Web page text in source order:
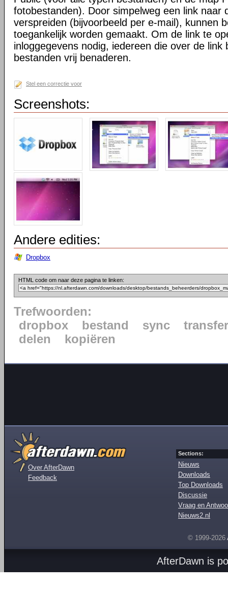
fotobestanden). Door simpelweg een link naar
verspreiden (bijvoorbeeld per e-mail), kunnen
toegankelijk worden gemaakt. Om de link te
inloggegevens nodig, iedereen die over de link
bestanden vrij benaderen.
Stel een correctie voor
Screenshots:
Andere edities:
Dropbox
HTML code om naar deze pagina te linken:
Trefwoorden:
dropbox
bestand sync
transfer
delen
kopiëren
Over AfterDawn
Feedback
Sections:
Nieuws
Downloads
Top Downloads
Discussie
Vraag en
Nieuws2.nl
© 1999-2026
AfterDawn is